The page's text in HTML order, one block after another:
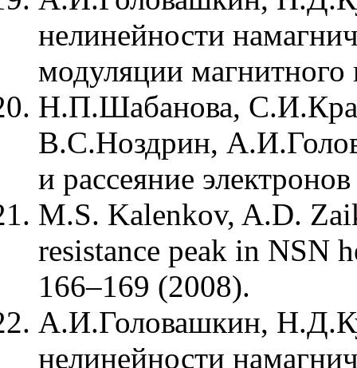
нелинейности
модуляции
Н.П.Шабанова,
В.С.Ноздрин,
и рассеяние
M.S. Kalenkov, A.D.
resistance peak in
166–169 (2008).
А.И.Головашкин,
нелинейности